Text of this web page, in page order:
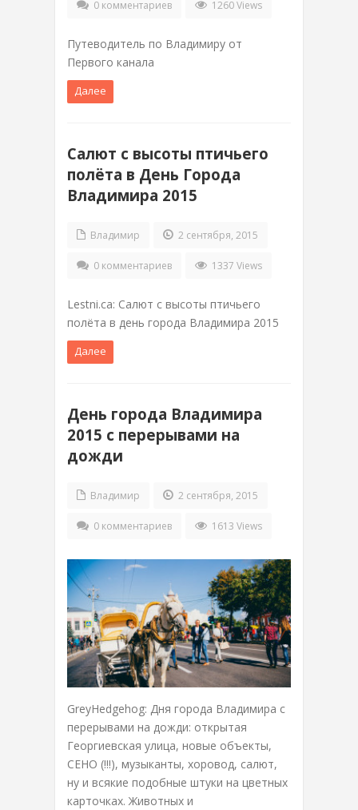
0 комментариев 1260 Views
Путеводитель по Владимиру от
Первого канала
Далее
Салют с высоты птичьего
полёта в День Города
Владимира 2015
Владимир 2 сентября, 2015
0 комментариев 1337 Views
Lestni.ca: Салют с высоты птичьего
полёта в день города Владимира 2015
Далее
День города Владимира
2015 с перерывами на
дожди
Владимир 2 сентября, 2015
0 комментариев 1613 Views
GreyHedgehog: Дня города Владимира с
перерывами на дожди: открытая
Георгиевская улица, новые объекты,
СЕНО (!!!), музыканты, хоровод, салют,
ну и всякие подобные штуки на цветных
карточках. Животных и